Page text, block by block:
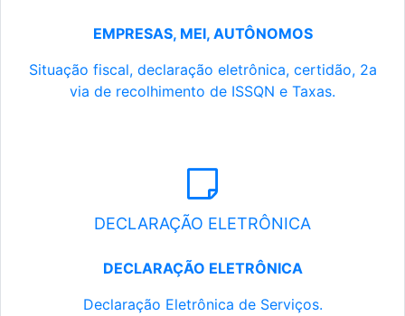
EMPRESAS, MEI, AUTÔNOMOS
Situação fiscal, declaração eletrônica, certidão, 2a
via de recolhimento de ISSQN e Taxas.
DECLARAÇÃO ELETRÔNICA
DECLARAÇÃO ELETRÔNICA
Declaração Eletrônica de Serviços.